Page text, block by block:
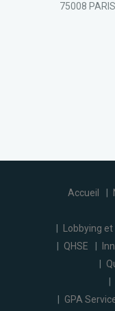
75008
Accueil
Lobbying
QHSE
GPA